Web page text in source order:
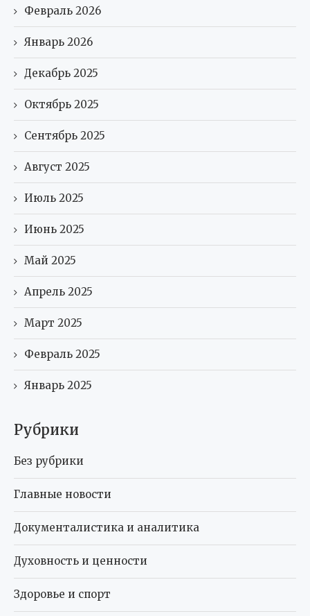
Февраль 2026
Январь 2026
Декабрь 2025
Октябрь 2025
Сентябрь 2025
Август 2025
Июль 2025
Июнь 2025
Май 2025
Апрель 2025
Март 2025
Февраль 2025
Январь 2025
Рубрики
Без рубрики
Главные новости
Документалистика и аналитика
Духовность и ценности
Здоровье и спорт